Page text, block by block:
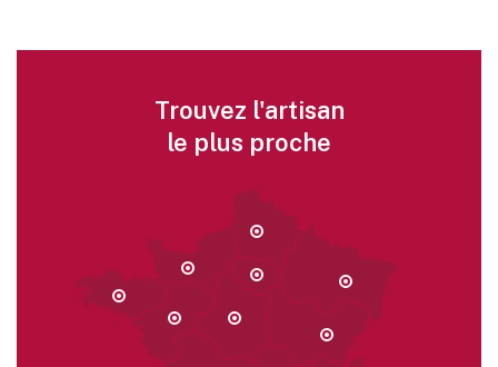
Trouvez l'artisan
le plus proche